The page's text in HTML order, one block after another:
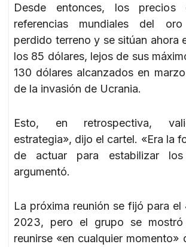
Desde entonces, los
referencias mundiales del
perdido terreno y se sitúan ahora
los 85 dólares, lejos de sus
130 dólares alcanzados en
de la invasión de Ucrania.
Esto, en retrospectiva,
estrategia», dijo el cartel. «Era la
de actuar para estabilizar los
argumentó.
La próxima reunión se fijó para
2023, pero el grupo se mostró
reunirse «en cualquier momento»